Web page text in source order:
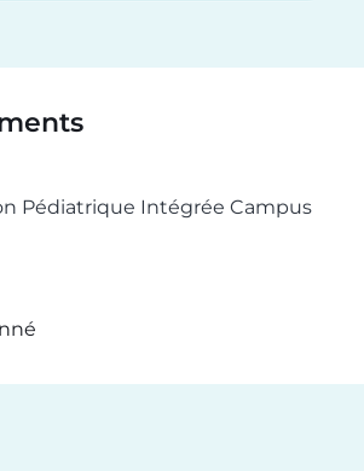
Pédiatrique Intégrée Campus